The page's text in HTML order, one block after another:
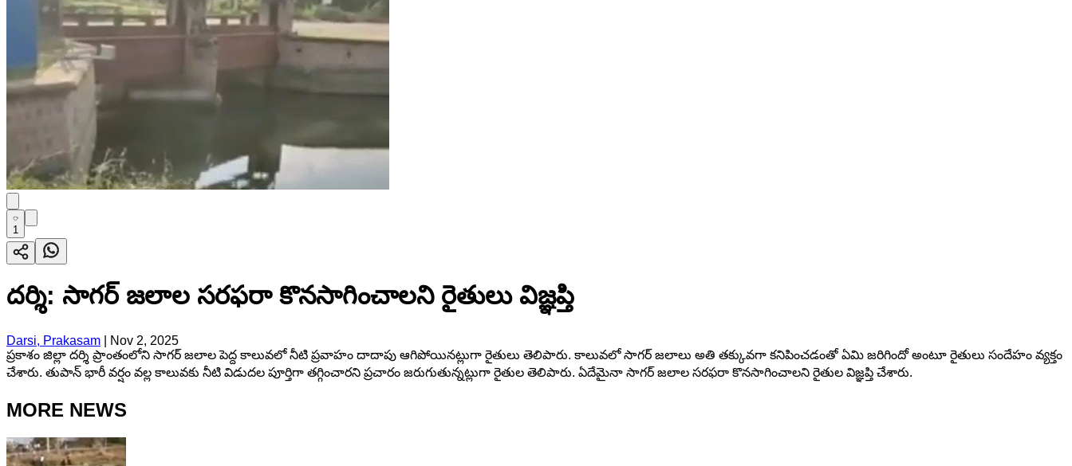
1
దర్శి: సాగర్ జలాల సరఫరా కొనసాగించాలని రైతులు విజ్ఞప్తి
Darsi, Prakasam
Nov 2, 2025
ప్రకాశం జిల్లా దర్శి ప్రాంతంలోని సాగర్ జలాల పెద్ద కాలువలో నీటి ప్రవాహం దాదాపు ఆగిపోయినట్లుగా రైతులు తెలిపారు. కాలువలో సాగర్ జలాలు అతి తక్కువగా కనిపించడంతో ఏమి జరిగిందో అంటూ రైతులు సందేహం వ్యక్తం
చేశారు. తుపాన్ భారీ వర్షం వల్ల కాలువకు నీటి విడుదల పూర్తిగా తగ్గించారని ప్రచారం జరుగుతున్నట్లుగా రైతుల తెలిపారు. ఏదేమైనా సాగర్ జలాల సరఫరా కొనసాగించాలని రైతుల విజ్ఞప్తి చేశారు.
MORE NEWS